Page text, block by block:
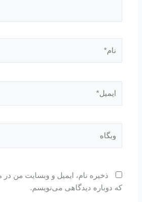
ذخیره نام، ایمیل و وبسایت من در
که دوباره دیدگاهی می‌نویسم.